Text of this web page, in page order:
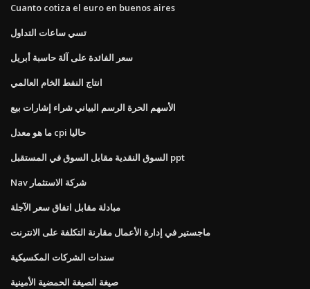
Cuanto cotiza el euro en buenos aires
تسي ساعات التداول
سعر الفائدة على آلة حاسبة أبريل
انتاج النفط الخام العالمي
الأسهم الحرة الرسم البياني شراء إشارات بيع
ما هو معدل cpi حاليا
السوق النقدية مقابل السوق في المستقبل ppt
Nav شركة الاستثمار
مبادلة مقابل اتفاق سعر الآجلة
ماجستير في إدارة الأعمال مقارنة التكلفة على الانترنت
سندات الشركات المكسيكية
صيغة الصيغة الحمضية الأمينية